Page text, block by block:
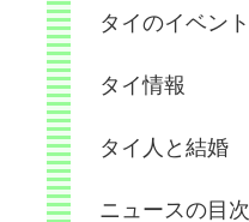
タイのイベント
タイ情報
タイ人と結婚
ニュースの目次